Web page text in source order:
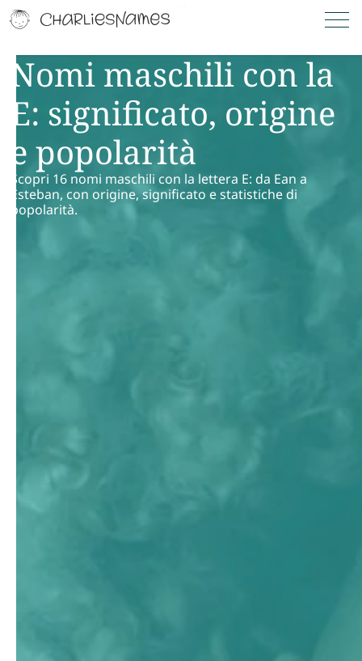
Nomi maschili con la
E: significato, origine
e popolarità
Scopri 16 nomi maschili con la lettera E: da Ean a
Esteban, con origine, significato e statistiche di
popolarità.